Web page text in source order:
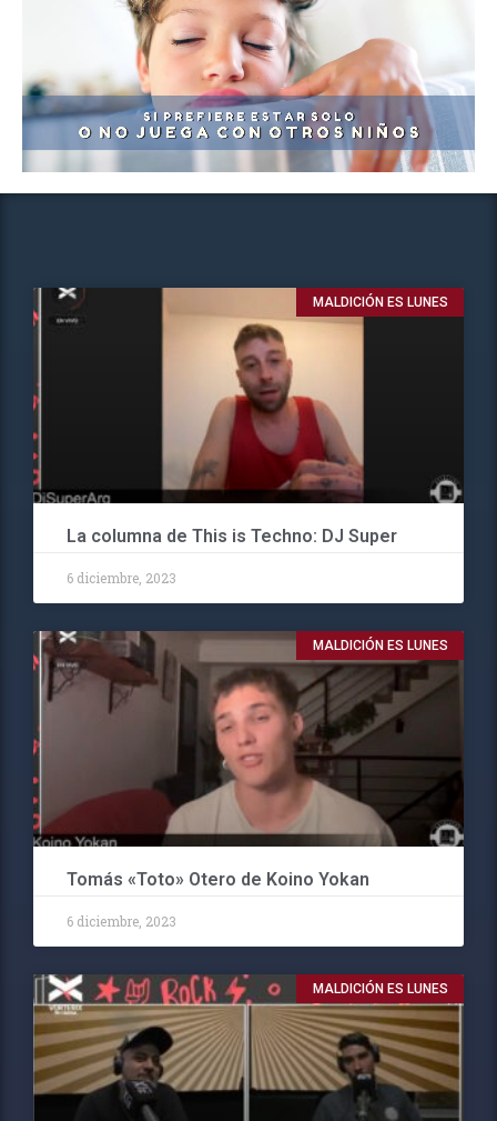
MALDICIÓN ES LUNES
La columna de This is Techno: DJ Super
6 diciembre, 2023
MALDICIÓN ES LUNES
Tomás «Toto» Otero de Koino Yokan
6 diciembre, 2023
MALDICIÓN ES LUNES